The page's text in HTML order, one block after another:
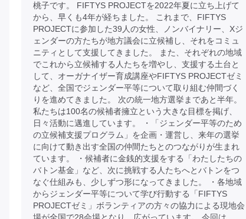
桃子です。 FIFTYS PROJECTを2022年夏に立ち上げて
から、早くも4年が経ちました。 これまで、FIFTYS
PROJECTに参加した39人の女性、ノンバイナリー、Xジ
ェンダーの方たちが地方議会に立候補し、それをコミュ
ニティとして支援してきました。 また、それぞれの地域
でこれから立候補する人たちを増やし、支援する土台と
して、オーガナイザー育成講座やFIFTYS PROJECTゼミ
など、全国でジェンダー平等について取り組む仲間づく
りを進めてきました。 次の統一地方選挙まであと半年。
私たちは100名の候補者擁立という大きな目標を掲げ、
日々活動に邁進しています。 ・「ジェンダー平等のため
の立候補支援プログラム」を企画・運営し、来年の選挙
に向けて動き出す全国の仲間たちとのつながりが生まれ
ています。 ・候補者に金銭的支援をする「わたしたちの
バトン基金」など、次に挑戦する人たちへとバトンをつ
なぐ仕組みも、少しずつ形になってきました。 ・各地域
からジェンダー平等について学び行動する「FIFTYS
PROJECTゼミ」ボランティアの方々の協力による現地会